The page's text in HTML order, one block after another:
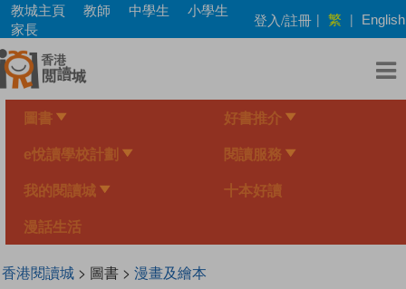
Skip
main
content
教城主頁 教師 中學生
小學生
家長
登入/註冊 | 繁 | English
圖書 好書推介
e悅讀學校計劃 閱讀服務
我的閱讀城 十本好讀
漫話生活
香港閱讀城> 圖書 > 漫畫及繪本